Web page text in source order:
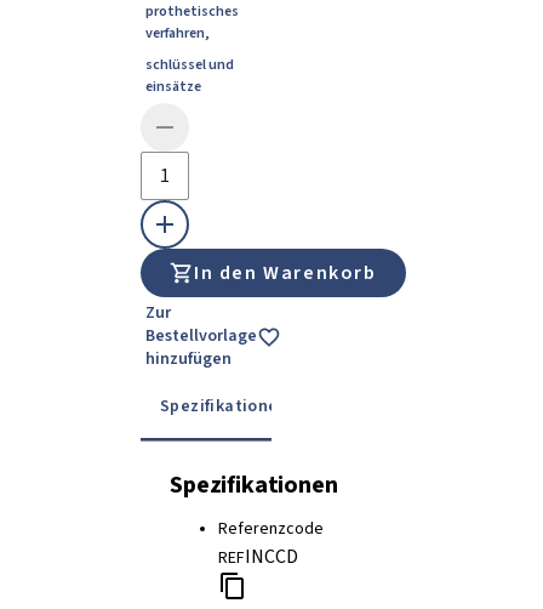
prothetisches
verfahren,
schlüssel und
einsätze
In den Warenkorb
Zur
Bestellvorlage
hinzufügen
Spezifikationen
Spezifikationen
Referenzcode
REFINCCD